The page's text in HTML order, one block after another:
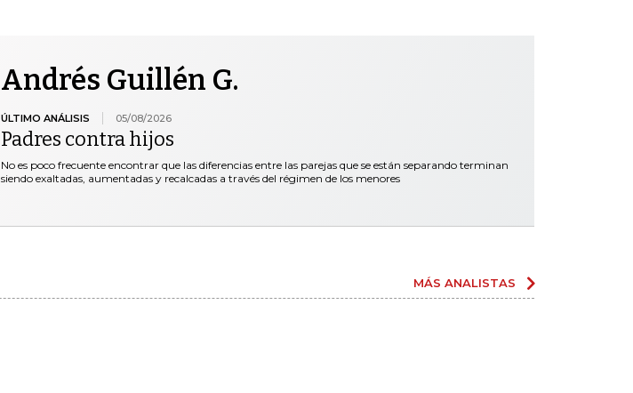
Andrés Guillén G.
ÚLTIMO ANÁLISIS 05/08/2026
Padres contra hijos
No es poco frecuente encontrar que las diferencias entre las parejas que se están separando terminan
siendo exaltadas, aumentadas y recalcadas a través del régimen de los menores
MÁS ANALISTAS